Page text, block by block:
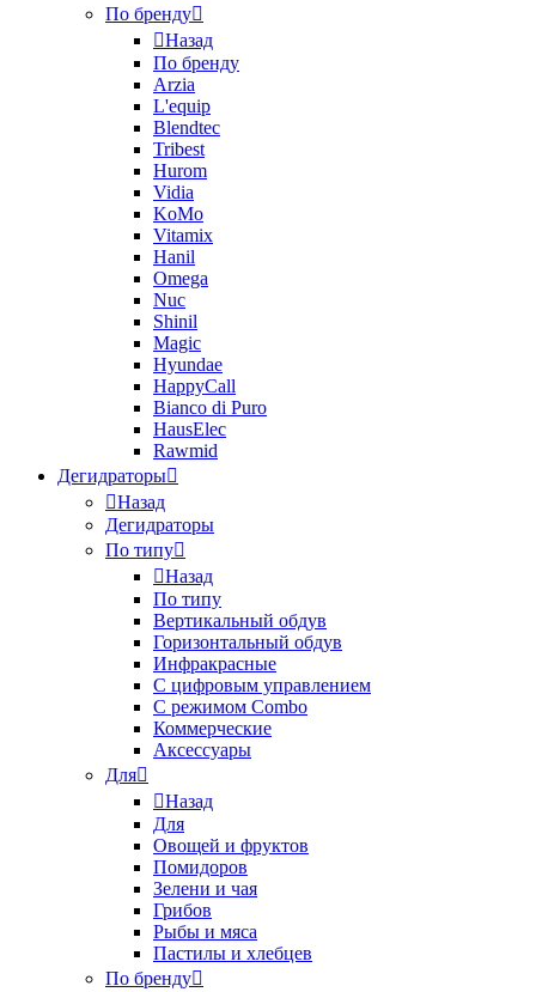
По бренду
Назад
По бренду
Arzia
L'equip
Blendtec
Tribest
Hurom
Vidia
KoMo
Vitamix
Hanil
Omega
Nuc
Shinil
Magic
Hyundae
HappyCall
Bianco di Puro
HausElec
Rawmid
Дегидраторы
Назад
Дегидраторы
По типу
Назад
По типу
Вертикальный обдув
Горизонтальный обдув
Инфракрасные
С цифровым управлением
С режимом Combo
Коммерческие
Аксессуары
Для
Назад
Для
Овощей и фруктов
Помидоров
Зелени и чая
Грибов
Рыбы и мяса
Пастилы и хлебцев
По бренду